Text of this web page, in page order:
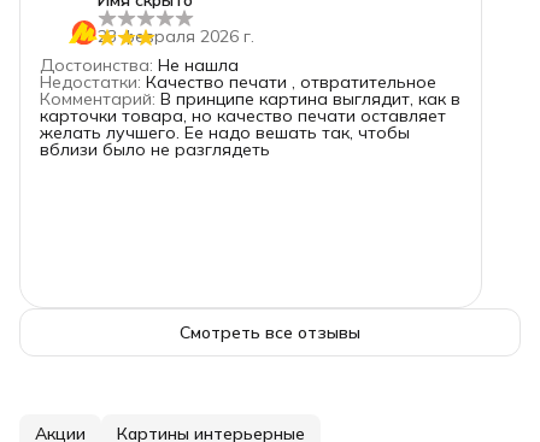
23 февраля 2026 г.
Достоинства: Не нашла
Недостатки: Качество печати , отвратительное
Комментарий: В принципе картина выглядит, как в
карточки товара, но качество печати оставляет
желать лучшего. Ее надо вешать так, чтобы
вблизи было не разглядеть
Смотреть все отзывы
Акции Картины интерьерные